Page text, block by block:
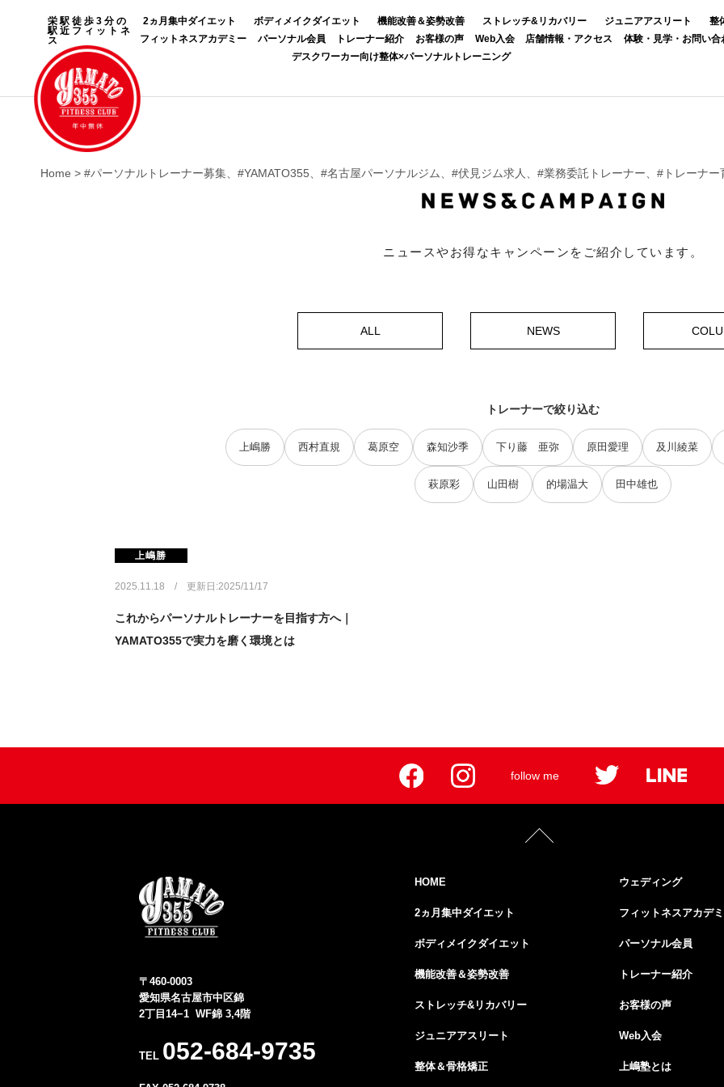
栄駅徒歩3分の
駅近フィットネ
ス
2ヵ月集中ダイエット ボディメイクダイエット 機能改善＆姿勢改善 ストレッチ&リカバリー ジュニアアスリート 整
フィットネスアカデミー
パーソナル会員 トレーナー紹介 お客様の声 Web入会 店舗情報・アクセス 体験・見学・お問い合
デスクワーカー向け整体×パーソナルトレーニング
Home > #パーソナルトレーナー募集、#YAMATO355、#名古屋パーソナルジム、#伏見ジム求人、#業務委託トレーナー、#トレーナ
ニュースやお得なキャンペーンをご紹介しています。
ALL NEWS
トレーナーで絞り込む
上嶋勝 西村直規 葛原空 森知沙季 下り藤 亜弥 原田愛理 及川綾菜
萩原彩 山田樹 的場温大 田中雄也
上嶋勝
2025.11.18 / 更新日:2025/11/17
これからパーソナルトレーナーを目指す方へ｜
YAMATO355で実力を磨く環境とは
follow me
〒460-0003
愛知県名古屋市中区錦
2丁目14−1 WF錦 3,4階
TEL 052-684-9735
HOME
2ヵ月集中ダイエット
ボディメイクダイエット
機能改善＆姿勢改善
ストレッチ&リカバリー
ジュニアアスリート
整体＆骨格矯正
ウェディング
フィットネスアカデ
パーソナル会員
トレーナー紹介
お客様の声
Web入会
上嶋塾とは